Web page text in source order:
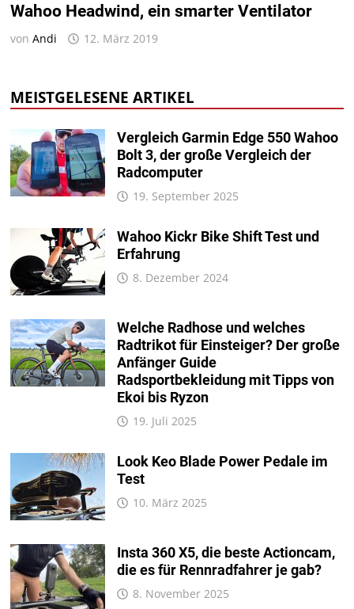
Wahoo Headwind, ein smarter Ventilator
vonAndi 12. März 2019
MEISTGELESENE ARTIKEL
Vergleich Garmin Edge 550 Wahoo
Bolt 3, der große Vergleich der
Radcomputer
19. September 2025
Wahoo Kickr Bike Shift Test und
Erfahrung
8. Dezember 2024
Welche Radhose und welches
Radtrikot für Einsteiger? Der große
Anfänger Guide
Radsportbekleidung mit Tipps von
Ekoi bis Ryzon
19. Juli 2025
Look Keo Blade Power Pedale im
Test
10. März 2025
Insta 360 X5, die beste Actioncam,
die es für Rennradfahrer je gab?
8. November 2025